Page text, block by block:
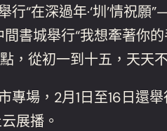
“在深過年·‘圳’情祝願
書城舉行“我想牽著你
點，從初一到十五，天天
場，2月1日至16日還
展播。